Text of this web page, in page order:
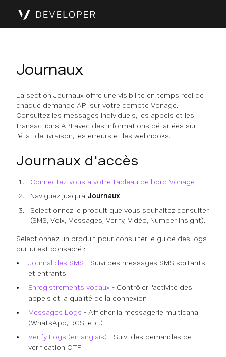
Journaux
La section Journaux offre une visibilité en temps réel de
chaque demande API sur votre compte Vonage.
Consultez les messages individuels, les appels et les
transactions API avec des informations détaillées sur
l'état de livraison, les erreurs et les webhooks.
Journaux d'accès
Connectez-vous à votre tableau de bord Vonage
Naviguez jusqu'à Journaux.
Sélectionnez le produit que vous souhaitez consulter
(SMS, Voix, Messages, Verify, Vidéo, Number Insight).
Sélectionnez un produit pour consulter le guide des logs
qui lui est consacré :
Journal des SMS - Suivi des messages SMS sortants
et entrants
Enregistrements vocaux - Contrôler l'activité des
appels et la qualité de la connexion
Messages Logs - Afficher la messagerie multicanal
(WhatsApp, RCS, etc.)
Verify Logs (en anglais) - Suivi des demandes de
vérification OTP